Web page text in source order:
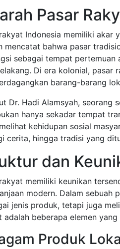
Pasar
Indonesia memiliki akar
mencatat bahwa pasar
sebagai tempat pertemuan
Di era kolonial, pasar
barang-barang
Dr. Hadi Alamsyah, seorang
hanya sekadar tempat
kehidupan sosial
cerita, hingga tradisi yang
dan
memiliki keunikan
modern. Dalam sebuah
jenis produk, tetapi juga
adalah beberapa elemen
Produk